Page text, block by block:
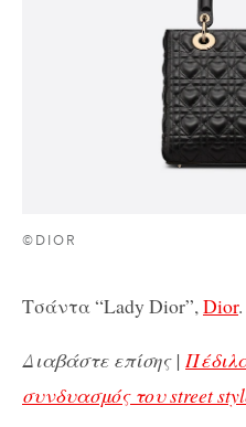
©DIOR
Τσάντα “Lady Dior”,Dior.
Διαβάστε επίσης |
συνδυασμός του street